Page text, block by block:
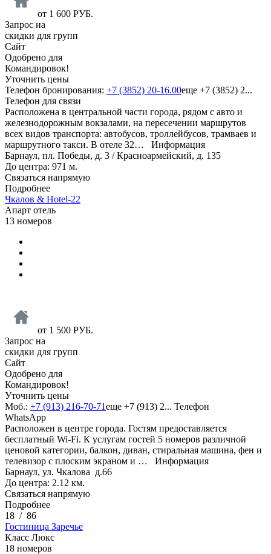
от 1 600 РУБ.
Запрос на
скидки для групп
Сайт
Одобрено для
Командировок!
Уточнить цены
Телефон бронирования: +7 (3852) 20-16.00еще +7 (3852) 2...
Телефон для связи
Расположена в центральной части города, рядом с авто и
железнодорожным вокзалами, на пересечении маршрутов
всех видов транспорта: автобусов, троллейбусов, трамваев и
маршрутного такси. В отеле 32… Информация
Барнаул, пл. Победы, д. 3 / Красноармейский, д. 135
До центра: 971 м.
Связаться напрямую
Подробнее
Чкалов & Hotel-22
Апарт отель
13 номеров
от 1 500 РУБ.
Запрос на
скидки для групп
Сайт
Одобрено для
Командировок!
Уточнить цены
Моб.: +7 (913) 216-70-71еще +7 (913) 2... Телефон
WhatsApp
Расположен в центре города. Гостям предоставляется
бесплатный Wi-Fi. К услугам гостей 5 номеров различной
ценовой категории, балкон, диван, стиральная машина, фен и
телевизор с плоским экраном и … Информация
Барнаул, ул. Чкалова д.66
До центра: 2.12 км.
Связаться напрямую
Подробнее
18 / 86
Гостиница Заречье
Класс Люкс
18 номеров